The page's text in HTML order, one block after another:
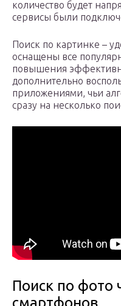
количество будет
сервисы были
Поиск по картинке –
оснащены все
повышения
дополнительно
приложениями, чьи
сразу на несколько
Поиск по фото